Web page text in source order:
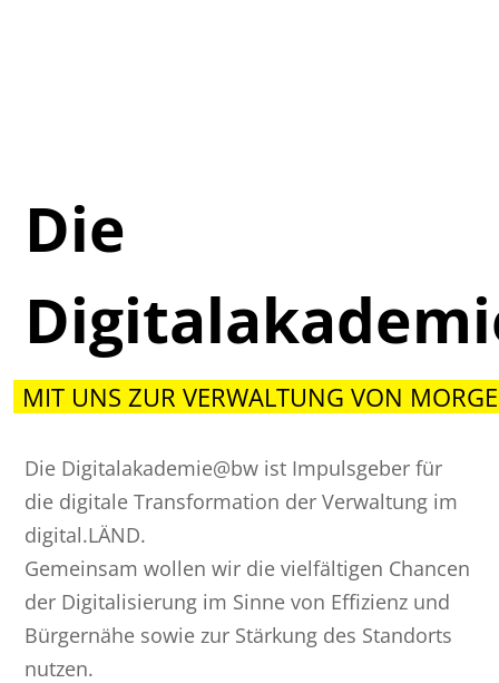
Die
MIT UNS ZUR VERWALTUNG VON
Die Digitalakademie@bw ist Impulsgeber für
die digitale Transformation der Verwaltung im
digital.LÄND.
Gemeinsam wollen wir die vielfältigen Chancen
der Digitalisierung im Sinne von Effizienz und
Bürgernähe sowie zur Stärkung des Standorts
nutzen.